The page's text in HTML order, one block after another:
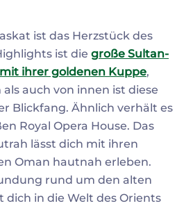
ist das Herzstück des
ist die große Sultan-
ihrer goldenen Kuppe,
auch von innen ist diese
Blickfang. Ähnlich verhält es
Royal Opera House. Das
lässt dich mit ihren
Oman hautnah erleben.
rund um den alten
dich in die Welt des Orients